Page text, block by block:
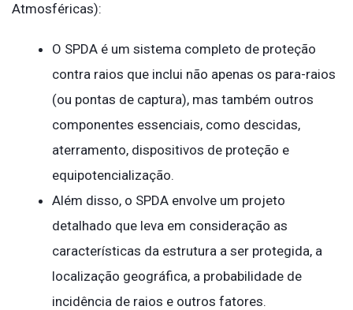
Atmosféricas):
O SPDA é um sistema completo de proteção
contra raios que inclui não apenas os para-raios
(ou pontas de captura), mas também outros
componentes essenciais, como descidas,
aterramento, dispositivos de proteção e
equipotencialização.
Além disso, o SPDA envolve um projeto
detalhado que leva em consideração as
características da estrutura a ser protegida, a
localização geográfica, a probabilidade de
incidência de raios e outros fatores.